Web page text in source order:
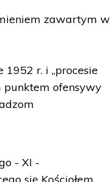
zawartym w
r. i „procesie
punktem ofensywy
- XI -